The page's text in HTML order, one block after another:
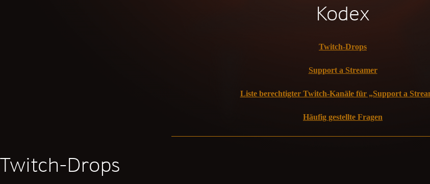
Kodex
Twitch-Drops
Support a Streamer
Liste berechtigter Twitch-Kanäle für „Support a
Häufig gestellte Fragen
Twitch-Drops